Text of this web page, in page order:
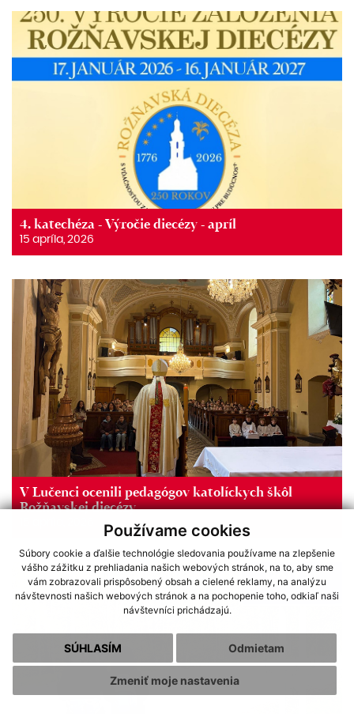
Používame cookies
Súbory cookie a ďalšie technológie sledovania používame na zlepšenie
vášho zážitku z prehliadania našich webových stránok, na to, aby sme
vám zobrazovali prispôsobený obsah a cielené reklamy, na analýzu
návštevnosti našich webových stránok a na pochopenie toho, odkiaľ naši
návštevníci prichádzajú.
SÚHLASÍM Odmietam
Zmeniť moje nastavenia
4. katechéza - Výročie diecézy - apríl
15 apríla, 2026
V Lučenci ocenili pedagógov katolíckych škôl
Rožňavskej diecézy